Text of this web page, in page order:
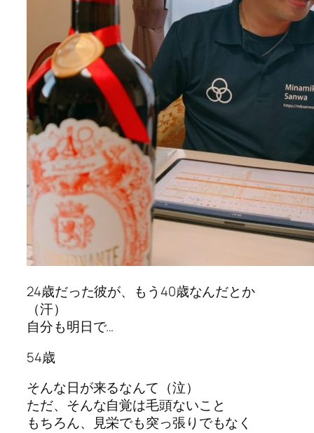
24歳だった彼が、もう40歳なんだとか
（汗）
自分も明日で…
54歳
そんな日が来るなんて（泣）
ただ、そんな自覚は毛頭ないこと
もちろん、見栄でも突っ張りでもなく